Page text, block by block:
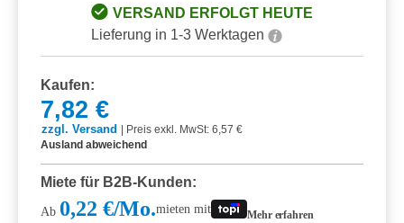
VERSAND ERFOLGT HEUTE
Lieferung in 1-3 Werktagen
Kaufen:
7,82 €
zzgl. Versand
Preis exkl. MwSt: 6,57 €
Ausland abweichend
Miete für B2B-Kunden:
Ab 0,22 €/Mo.mieten mit Mehr erfahren